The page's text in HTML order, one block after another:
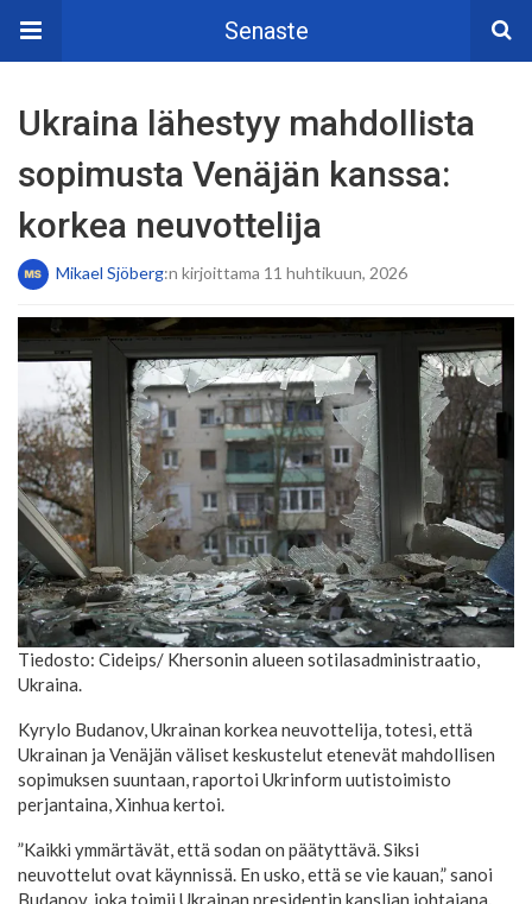
Senaste
Ukraina lähestyy mahdollista
sopimusta Venäjän kanssa:
korkea neuvottelija
Mikael Sjöberg:n kirjoittama 11 huhtikuun, 2026
Tiedosto: Cideips/ Khersonin alueen sotilasadministraatio,
Ukraina.
Kyrylo Budanov, Ukrainan korkea neuvottelija, totesi, että
Ukrainan ja Venäjän väliset keskustelut etenevät mahdollisen
sopimuksen suuntaan, raportoi Ukrinform uutistoimisto
perjantaina, Xinhua kertoi.
”Kaikki ymmärtävät, että sodan on päätyttävä. Siksi
neuvottelut ovat käynnissä. En usko, että se vie kauan,” sanoi
Budanov, joka toimii Ukrainan presidentin kanslian johtajana.